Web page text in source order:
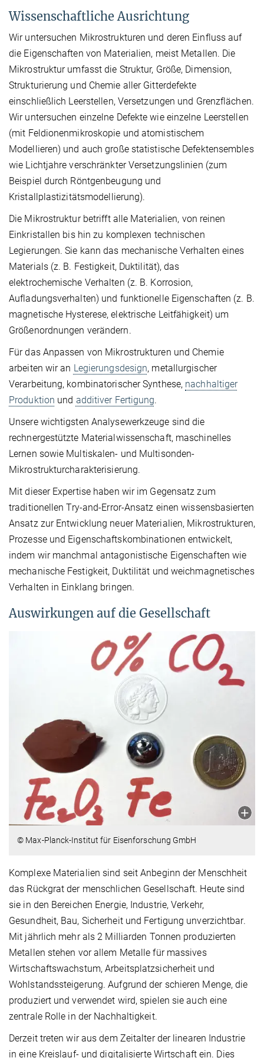
Wissenschaftliche Ausrichtung
Wir untersuchen Mikrostrukturen und deren Einfluss auf
die Eigenschaften von Materialien, meist Metallen. Die
Mikrostruktur umfasst die Struktur, Größe, Dimension,
Strukturierung und Chemie aller Gitterdefekte
einschließlich Leerstellen, Versetzungen und Grenzflächen.
Wir untersuchen einzelne Defekte wie einzelne Leerstellen
(mit Feldionenmikroskopie und atomistischem
Modellieren) und auch große statistische Defektensembles
wie Lichtjahre verschränkter Versetzungslinien (zum
Beispiel durch Röntgenbeugung und
Kristallplastizitätsmodellierung).
Die Mikrostruktur betrifft alle Materialien, von reinen
Einkristallen bis hin zu komplexen technischen
Legierungen. Sie kann das mechanische Verhalten eines
Materials (z. B. Festigkeit, Duktilität), das
elektrochemische Verhalten (z. B. Korrosion,
Aufladungsverhalten) und funktionelle Eigenschaften (z. B.
magnetische Hysterese, elektrische Leitfähigkeit) um
Größenordnungen verändern.
Für das Anpassen von Mikrostrukturen und Chemie
arbeiten wir an Legierungsdesign, metallurgischer
Verarbeitung, kombinatorischer Synthese, nachhaltiger
Produktion und additiver Fertigung.
Unsere wichtigsten Analysewerkzeuge sind die
rechnergestützte Materialwissenschaft, maschinelles
Lernen sowie Multiskalen- und Multisonden-
Mikrostrukturcharakterisierung.
Mit dieser Expertise haben wir im Gegensatz zum
traditionellen Try-and-Error-Ansatz einen wissensbasierten
Ansatz zur Entwicklung neuer Materialien, Mikrostrukturen,
Prozesse und Eigenschaftskombinationen entwickelt,
indem wir manchmal antagonistische Eigenschaften wie
mechanische Festigkeit, Duktilität und weichmagnetisches
Verhalten in Einklang bringen.
Auswirkungen auf die Gesellschaft
© Max-Planck-Institut für Eisenforschung GmbH
Komplexe Materialien sind seit Anbeginn der Menschheit
das Rückgrat der menschlichen Gesellschaft. Heute sind
sie in den Bereichen Energie, Industrie, Verkehr,
Gesundheit, Bau, Sicherheit und Fertigung unverzichtbar.
Mit jährlich mehr als 2 Milliarden Tonnen produzierten
Metallen stehen vor allem Metalle für massives
Wirtschaftswachstum, Arbeitsplatzsicherheit und
Wohlstandssteigerung. Aufgrund der schieren Menge, die
produziert und verwendet wird, spielen sie auch eine
zentrale Rolle in der Nachhaltigkeit.
Derzeit treten wir aus dem Zeitalter der linearen Industrie
in eine Kreislauf- und digitalisierte Wirtschaft ein. Dies